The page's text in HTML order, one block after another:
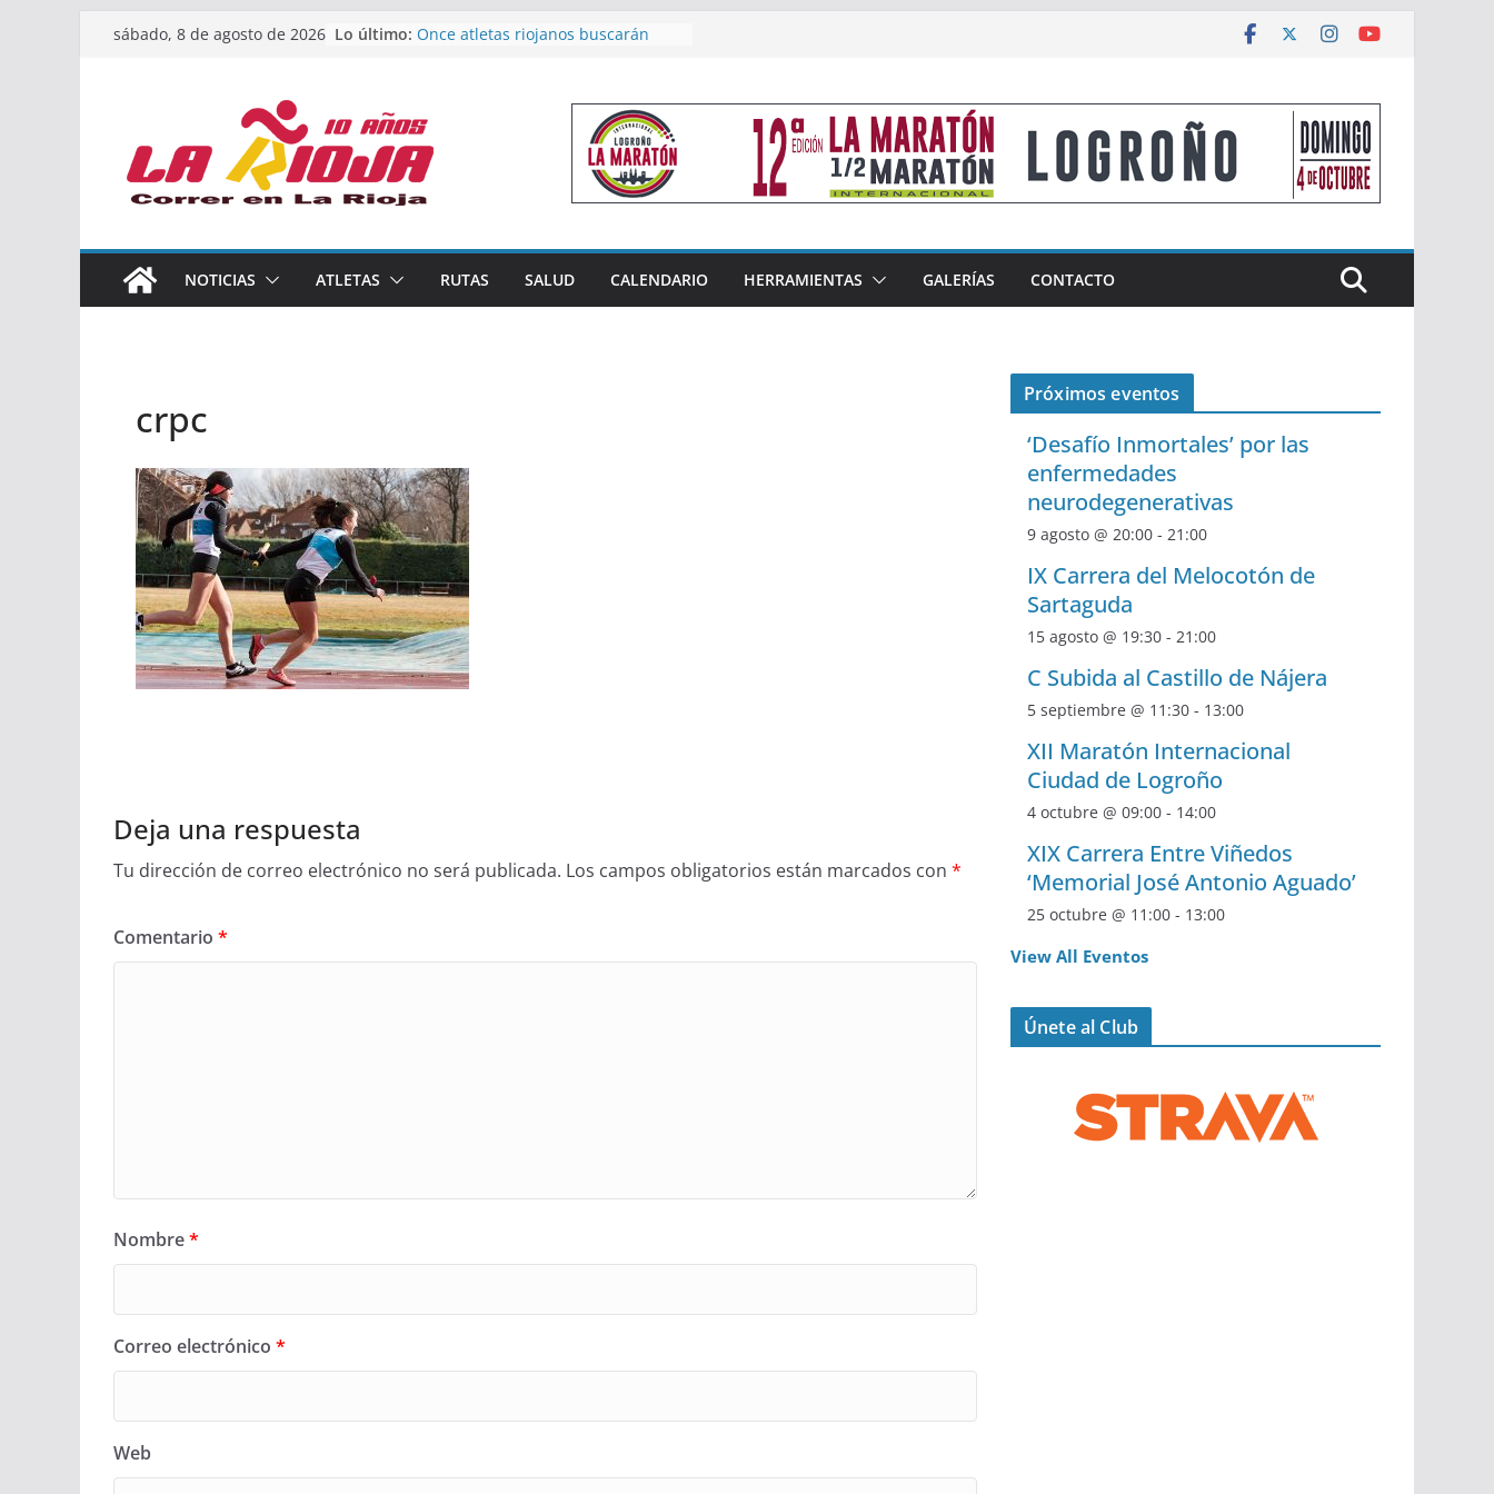
Saltarsábado, 8 de agosto de 2026 Lo último: Once atletas riojanos buscarán
Un bronce en 4×400 y tres puestos
de finalista cierran la participación
riojana en en Nacional de Málaga
El equipo femenino del Tritones
Rioja alcanza el podio nacional de
Acuatlón en Calahorra
España absoluto en Disco
Calahorra acoge este fin de semana
NOTICIAS ATLETAS RUTAS SALUD CALENDARIO HERRAMIENTAS GALERÍAS CONTACTO
crpc
Deja una respuesta
Tu dirección de correo electrónico no será publicada. Los campos obligatorios están marcados con *
Comentario *
Nombre*
Correo electrónico *
Web
Próximos eventos
‘Desafío Inmortales’ por las
enfermedades
neurodegenerativas
9 agosto @ 20:00 - 21:00
IX Carrera del Melocotón de
Sartaguda
15 agosto @ 19:30 - 21:00
C Subida al Castillo de Nájera
5 septiembre @ 11:30 - 13:00
XII Maratón Internacional
Ciudad de Logroño
4 octubre @ 09:00 - 14:00
XIX Carrera Entre Viñedos
‘Memorial José Antonio Aguado’
25 octubre @ 11:00 - 13:00
View All Eventos
Únete al Club